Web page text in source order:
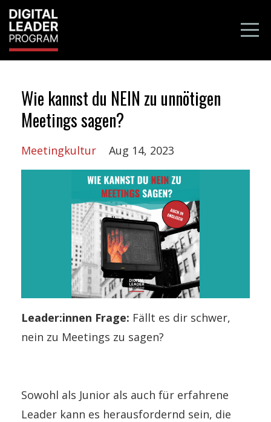
Wie kannst du NEIN zu unnötigen
Meetings sagen?
Meetingkultur Aug 14, 2023
Leader:innen Frage: Fällt es dir schwer,
nein zu Meetings zu sagen?
Sowohl als Junior als auch für erfahrene
Leader kann es herausfordernd sein, die